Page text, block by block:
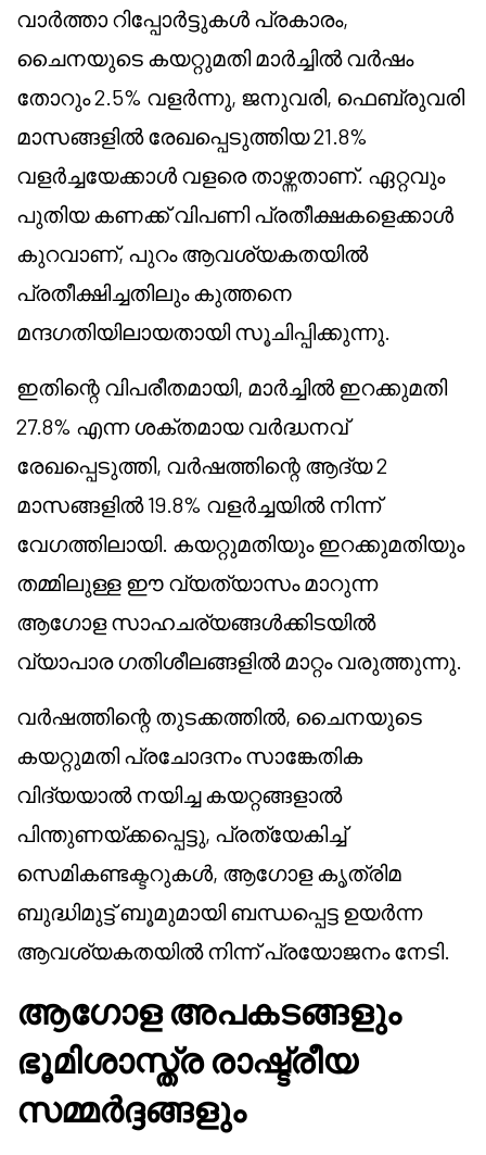
വാർത്താ റിപ്പോർട്ടുകൾ പ്രകാരം,
ചൈനയുടെ കയറ്റുമതി മാർച്ചിൽ വർഷം
തോറും 2.5% വളർന്നു, ജനുവരി, ഫെബ്രുവരി
മാസങ്ങളിൽ രേഖപ്പെടുത്തിയ 21.8%
വളർച്ചയേക്കാൾ വളരെ താഴ്ന്നതാണ്. ഏറ്റവും
പുതിയ കണക്ക് വിപണി പ്രതീക്ഷകളെക്കാൾ
കുറവാണ്, പുറം ആവശ്യകതയിൽ
പ്രതീക്ഷിച്ചതിലും കുത്തനെ
മന്ദഗതിയിലായതായി സൂചിപ്പിക്കുന്നു.
ഇതിന്റെ വിപരീതമായി, മാർച്ചിൽ ഇറക്കുമതി
27.8% എന്ന ശക്തമായ വർദ്ധനവ്
രേഖപ്പെടുത്തി, വർഷത്തിന്റെ ആദ്യ 2
മാസങ്ങളിൽ 19.8% വളർച്ചയിൽ നിന്ന്
വേഗത്തിലായി. കയറ്റുമതിയും ഇറക്കുമതിയും
തമ്മിലുള്ള ഈ വ്യത്യാസം മാറുന്ന
ആഗോള സാഹചര്യങ്ങൾക്കിടയിൽ
വ്യാപാര ഗതിശീലങ്ങളിൽ മാറ്റം വരുത്തുന്നു.
വർഷത്തിന്റെ തുടക്കത്തിൽ, ചൈനയുടെ
കയറ്റുമതി പ്രചോദനം സാങ്കേതിക
വിദ്യയാൽ നയിച്ച കയറ്റങ്ങളാൽ
പിന്തുണയ്ക്കപ്പെട്ടു, പ്രത്യേകിച്ച്
സെമികണ്ടക്ടറുകൾ, ആഗോള കൃത്രിമ
ബുദ്ധിമുട്ട് ബൂമുമായി ബന്ധപ്പെട്ട ഉയർന്ന
ആവശ്യകതയിൽ നിന്ന് പ്രയോജനം നേടി.
ആഗോള അപകടങ്ങളും
ഭൂമിശാസ്ത്ര രാഷ്ട്രീയ
സമ്മർദ്ദങ്ങളും